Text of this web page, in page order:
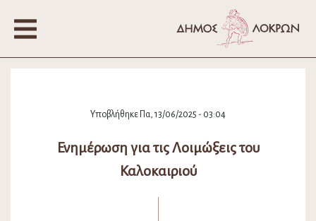
Υποβλήθηκε Πα, 13/06/2025 - 03:04
Ενημέρωση για τις Λοιμώξεις του
Καλοκαιριού